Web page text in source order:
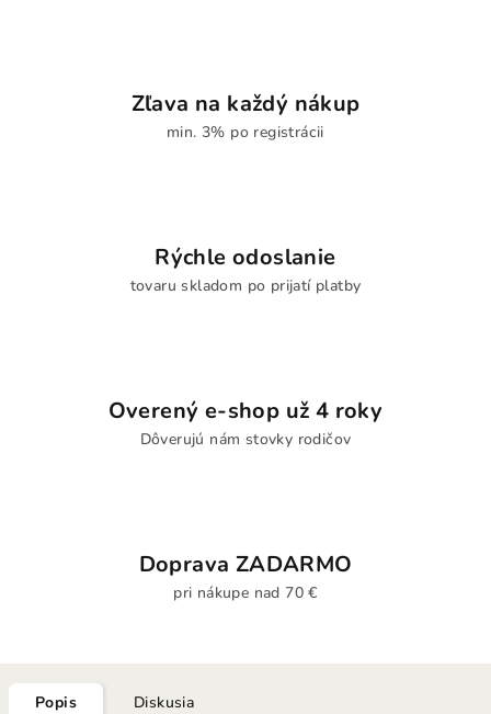
Zľava na každý nákup
min. 3% po registrácii
Rýchle odoslanie
tovaru skladom po prijatí platby
Overený e-shop už 4 roky
Dôverujú nám stovky rodičov
Doprava ZADARMO
pri nákupe nad 70 €
Popis Diskusia